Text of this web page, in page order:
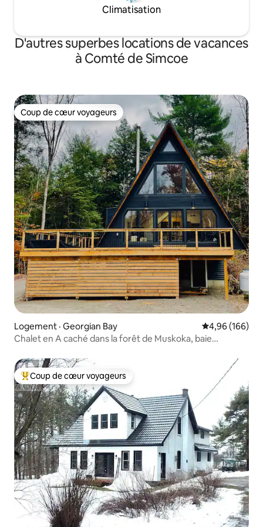
Climatisation
D'autres superbes locations de vacances
à Comté de Simcoe
Coup de cœur voyageurs
Coup de cœur voyageurs
Logement · Georgian Bay Note
4,96 (166)
Chalet en A caché dans la forêt de Muskoka, baie
Coup de cœur voyageurs parmi les plus aimés
Coup de cœur voyageurs